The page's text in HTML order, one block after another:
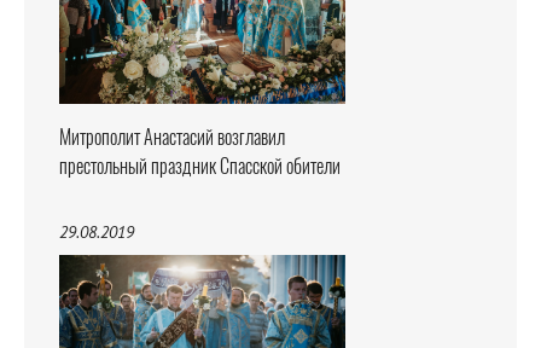
Митрополит Анастасий возглавил
престольный праздник Спасской обители
29.08.2019